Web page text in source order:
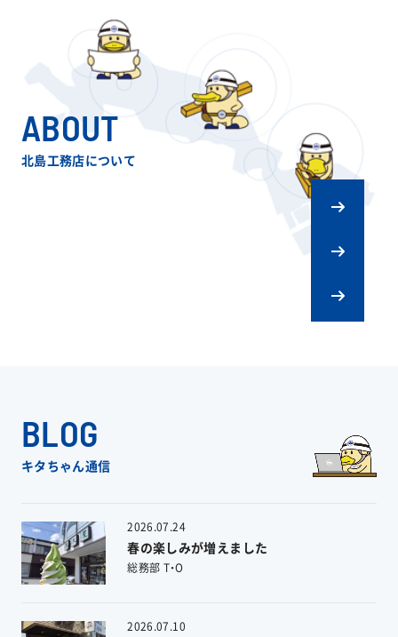
ABOUT
北島工務店について
BLOG
キタちゃん通信
2026.07.24
春の楽しみが増えました
総務部 T・O
2026.07.10